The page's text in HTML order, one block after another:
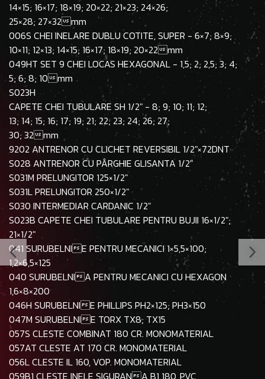
14×15; 16×17; 18×19; 20×22; 21×23; 24×26;
25×28; 27×32mm
006S CHEI INELARE DUBLU COTITE, SUPER - 6×7; 8×9;
10×11; 12×13; 14×15; 16×17; 18×19; 20×22mm
049HT SET 9 CHEI LOCAS HEXAGONAL - 1,5; 2; 2,5; 3; 4;
5; 6; 8; 10mm
S023H
CAPETE CHEI TUBULARE SH 1/2" - 8; 9; 10; 11; 12;
13; 14; 15; 16; 17; 19; 21; 22; 23; 24; 26; 27;
30; 32mm
9202 ANTRENOR CU CLICHET REVERSIBIL 1/2"×72DNT
S028 ANTRENOR CU PÂRGHIE GLISANTA 1/2"
S031M PRELUNGITOR 125×1/2"
S031L PRELUNGITOR 250×1/2"
S030 INTERMEDIAR CARDANIC 1/2"
S023B CAPETE CHEI TUBULARE PENTRU BUJII 16×1/2";
21×1/2"
041 SURUBELNIE PENTRU MECANICI 1×5,5×100;
1,2×6,5×125
040 SURUBELNIA PENTRU MECANICI CU HEXAGON
1,6×8×200
046H SURUBELNIE PHILLIPS PH2×125; PH3×150
047M SURUBELNIE TORX TX8; TX15
057S CLESTE COMBINAT 180 CR. MONOMATERIAL
057AT CLESTE AT 170 CR. MONOMATERIAL
056L CLESTE IL 160, VOP. MONOMATERIAL